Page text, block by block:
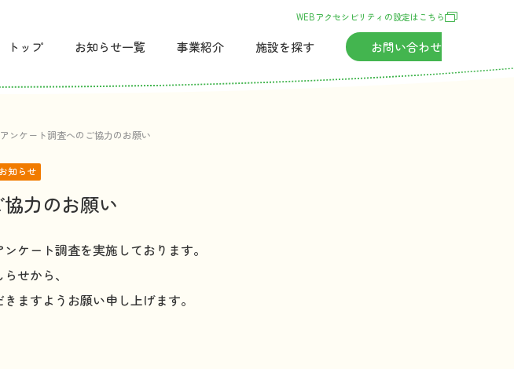
WEBアクセシビリティの設定はこちら
トップ お知らせ一覧 事業紹介 施設を探す お問い合わせ
ンケート調査へのご協力のお願い
お知らせ
力のお願い
ケート調査を実施しております。
せから、
ますようお願い申し上げます。